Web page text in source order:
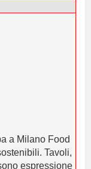
a Milano Food
Tavoli,
espressione